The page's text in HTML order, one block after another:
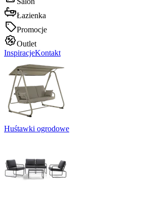
Łazienka
Promocje
Outlet
InspiracjeKontakt
Huśtawki ogrodowe